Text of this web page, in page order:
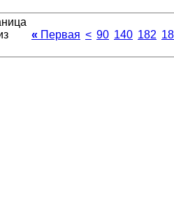
« Первая < 90 140 182